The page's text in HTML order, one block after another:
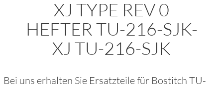
XJ TYPE REV 0
HEFTER TU-216-SJK-
XJ TU-216-SJK
Bei uns erhalten Sie Ersatzteile für Bostitch TU-